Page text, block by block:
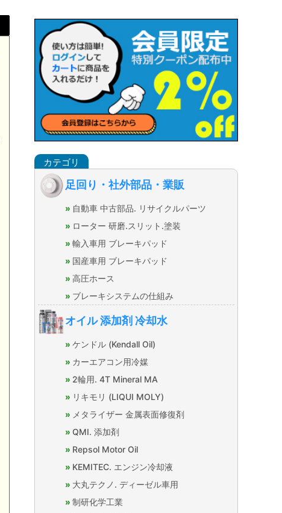
足回り・社外部品・業販
自動車 中古部品. リサイクルパーツ
ローター 研磨.スリット.塗装
輸入車用 ブレーキパッド
国産車用 ブレーキパッド
高圧ホース
ブレーキシステムの仕組み
オイル 添加剤 冷却水
ケンドル (Kendall Oil)
カーエアコン用冷媒
2輪用. 4T Mineral MA
リキモリ (LIQUI MOLY)
メタライザー 金属表面修復剤
QMI. 添加剤
Repsol Motor Oil
KEMITEC. エンジン冷却液
大丸テクノ. ディーゼル車用
制研化学工業